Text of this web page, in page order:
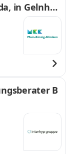
in Gelnhau
B